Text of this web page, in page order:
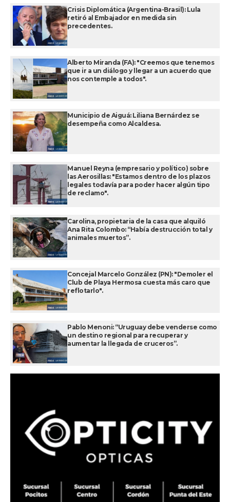
Crisis Diplomática (Argentina-Brasil): Lula
retiró al Embajador en medida sin
precedentes.
Alberto Miranda (FA): "Creemos que tenemos
que ir a un diálogo y llegar a un acuerdo que
nos contemple a todos".
Municipio de Aiguá: Liliana Bernárdez se
desempeña como Alcaldesa.
Manuel Reyna (empresario y político) sobre
las Aerosillas: "Estamos dentro de los plazos
legales todavía para poder hacer algún tipo
de reclamo".
Carolina, propietaria de la casa que alquiló
Ana Rita Colombo: “Había destrucción total y
animales muertos”.
Concejal Marcelo González (PN): "Demoler el
Club de Playa Hermosa cuesta más caro que
reflotarlo".
Pablo Menoni: “Uruguay debe venderse como
un destino regional para recuperar y
aumentar la llegada de cruceros”.